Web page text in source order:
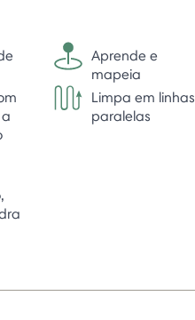
Aprende e
mapeia
Limpa em linhas
paralelas